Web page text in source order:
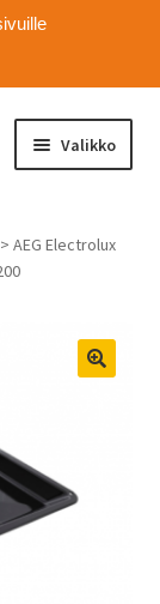
Valikko
AEG Electrolux